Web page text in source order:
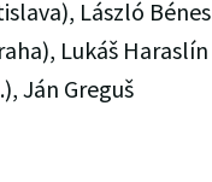
László Bénes
Lukáš Haraslín
Ján Greguš